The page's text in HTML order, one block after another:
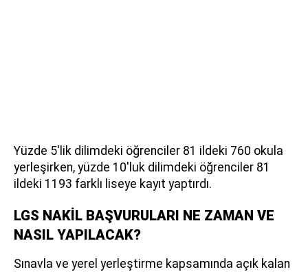
Yüzde 5'lik dilimdeki öğrenciler 81 ildeki 760 okula
yerleşirken, yüzde 10'luk dilimdeki öğrenciler 81
ildeki 1193 farklı liseye kayıt yaptırdı.
LGS NAKİL BAŞVURULARI NE ZAMAN VE
NASIL YAPILACAK?
Sınavla ve yerel yerleştirme kapsamında açık kalan